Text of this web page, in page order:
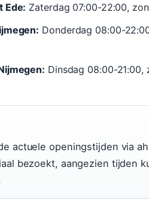
Ede: Zaterdag 07:00-22:00,
Donderdag 08:00-
Dinsdag 08:00-21:00,
actuele openingstijden via
bezoekt, aangezien tijden